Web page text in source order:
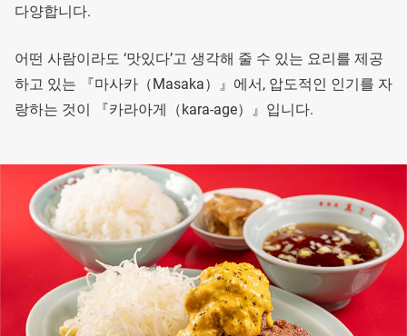
다양합니다.
어떤 사람이라도 ‘맛있다’고 생각해 줄 수 있는 요리를 제공
하고 있는 『마사카（Masaka）』에서, 압도적인 인기를 자
랑하는 것이 『카라아게（kara-age）』입니다.